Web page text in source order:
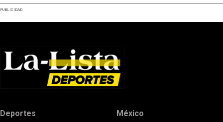
PUBLICIDAD
Deportes México